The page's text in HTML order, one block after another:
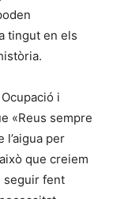
tingut en els
i
«Reus sempre
l’aigua per
que creiem
seguir fent